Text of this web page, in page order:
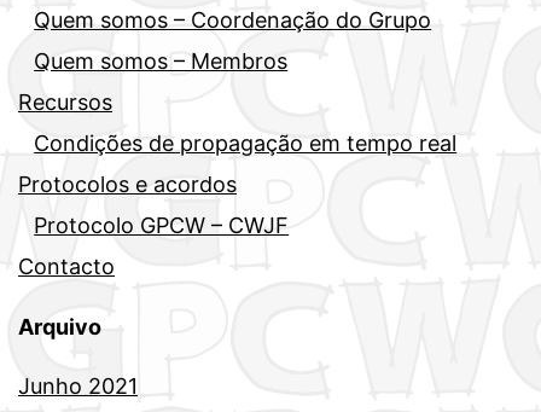
Quem somos – Coordenação do Grupo
Quem somos – Membros
Recursos
Condições de propagação em tempo real
Protocolos e acordos
Protocolo GPCW – CWJF
Contacto
Arquivo
Junho 2021